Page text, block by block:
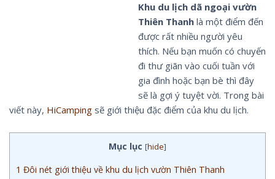
Khu du lịch dã ngoại vườn
Thiên Thanhlà một điểm đến
được rất nhiều người yêu
thích. Nếu bạn muốn có chuyến
đi thư giãn vào cuối tuần với
gia đình hoặc bạn bè thì đây
sẽ là gợi ý tuyệt vời. Trong bài
viết này, HiCamping sẽ giới thiệu đặc điểm của khu du lịch.
Mục lục [hide]
1 Đôi nét giới thiệu về khu du lịch vườn Thiên Thanh